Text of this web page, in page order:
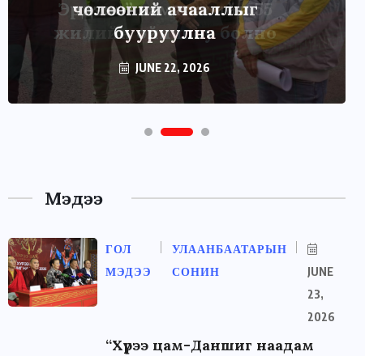
чөлөөний ачааллыг
бууруулна
JUNE 22, 2026
Мэдээ
ГОЛ
МЭДЭЭ
УЛААНБААТАРЫН
СОНИН
JUNE
23,
2026
“Хүрээ цам-Даншиг наадам